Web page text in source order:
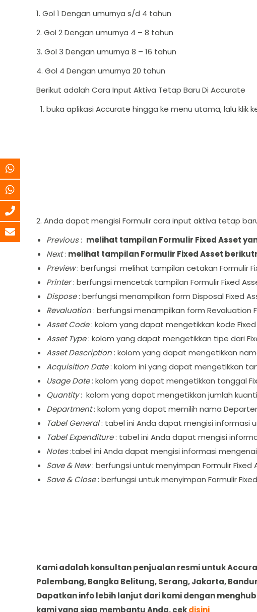
1. Gol 1 Dengan umurnya s/d 4 tahun
2. Gol 2 Dengan umurnya 4 – 8 tahun
3. Gol 3 Dengan umurnya 8 – 16 tahun
4. Gol 4 Dengan umurnya 20 tahun
Berikut adalah Cara Input Aktiva Tetap Baru Di Accurate
buka aplikasi Accurate hingga ke menu utama, lalu klik
2. Anda dapat mengisi Formulir cara input aktiva tetap
Previous: melihat tampilan Formulir Fixed Asset
Next: melihat tampilan Formulir Fixed Asset
Preview: berfungsi melihat tampilan cetakan Formulir
Printer: berfungsi mencetak tampilan Formulir Fixed
Dispose: berfungsi menampilkan form Disposal Fixed
Revaluation: berfungsi menampilkan form
Asset Code: kolom yang dapat mengetikkan kode
Asset Type: kolom yang dapat mengetikkan tipe dari
Asset Description: kolom yang dapat mengetikkan
Acquisition Date: kolom ini yang dapat mengetikkan
Usage Date: kolom yang dapat mengetikkan tanggal
Quantity: kolom yang dapat mengetikkan jumlah
Department: kolom yang dapat memilih nama
Tabel General: tabel ini Anda dapat mengisi informasi
Tabel Expenditure: tabel ini Anda dapat mengisi
Notes:tabel ini Anda dapat mengisi informasi
Save & New: berfungsi untuk menyimpan Formulir
Save & Close: berfungsi untuk menyimpan Formulir
Kami adalah konsultan penjualan resmi untuk
Palembang, Bangka Belitung, Serang, Jakarta,
Dapatkan info lebih lanjut dari kami dengan
kami yang siap membantu Anda. cekdisini